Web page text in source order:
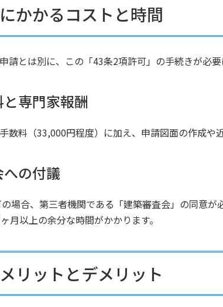
かかるコストと時間
請とは別に、この「43条2項許可」の手続きが必
専門家報酬
数料（33,000円程度）に加え、申請図面の作成や
の付議
場合、第三者機関である「建築審査会」の同意
月以上の余分な時間がかかります。
リットとデメリット